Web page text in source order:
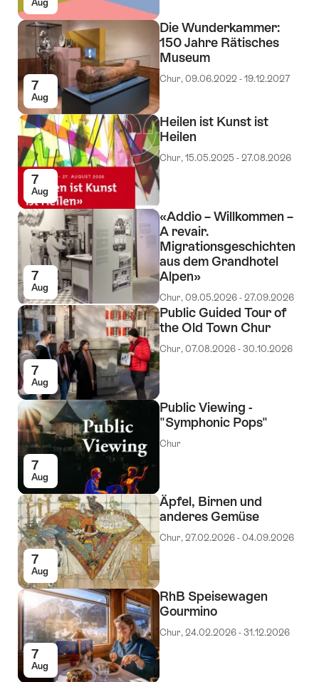
Aug
7
Aug
Die Wunderkammer:
150 Jahre Rätisches
Museum
Chur, 09.06.2022 - 19.12.2027
7
Aug
Heilen ist Kunst ist
Heilen
Chur, 15.05.2025 - 27.08.2026
7
Aug
«Addio – Willkommen –
A revair.
Migrationsgeschichten
aus dem Grandhotel
Alpen»
Chur, 09.05.2026 - 27.09.2026
7
Aug
Public Guided Tour of
the Old Town Chur
Chur, 07.08.2026 - 30.10.2026
7
Aug
Public Viewing -
"Symphonic Pops"
Chur
7
Aug
Äpfel, Birnen und
anderes Gemüse
Chur, 27.02.2026 - 04.09.2026
7
Aug
RhB Speisewagen
Gourmino
Chur, 24.02.2026 - 31.12.2026